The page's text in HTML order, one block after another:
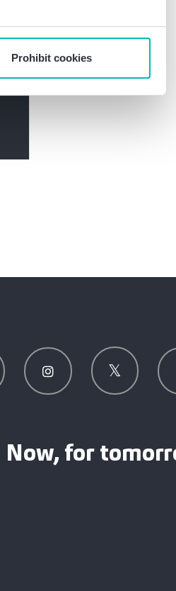
Prohibit cookies
Now, for